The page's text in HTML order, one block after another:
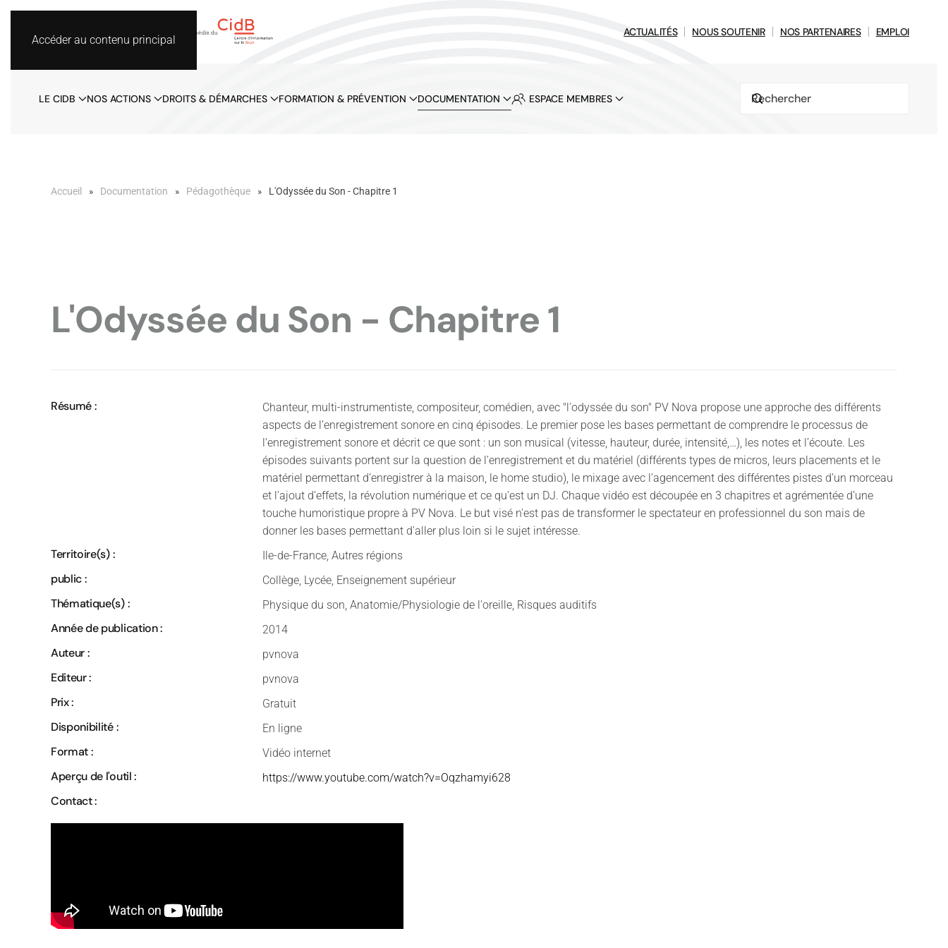
Accéder au contenu principal
ACTUALITÉS NOUS SOUTENIR NOS PARTENAIRES EMPLOI
LE CIDB NOS ACTIONS DROITS & DÉMARCHES FORMATION & PRÉVENTION DOCUMENTATION ESPACE MEMBRES
Accueil Documentation Pédagothèque L'Odyssée du Son - Chapitre 1
L'Odyssée du Son - Chapitre 1
Résumé :
Chanteur, multi-instrumentiste, compositeur, comédien, avec "l'odyssée du son" PV Nova propose une approche des différents
aspects de l’enregistrement sonore en cinq épisodes. Le premier pose les bases permettant de comprendre le processus de
l’enregistrement sonore et décrit ce que sont : un son musical (vitesse, hauteur, durée, intensité,…), les notes et l’écoute. Les
épisodes suivants portent sur la question de l’enregistrement et du matériel (différents types de micros, leurs placements et le
matériel permettant d’enregistrer à la maison, le home studio), le mixage avec l’agencement des différentes pistes d’un morceau
et l’ajout d’effets, la révolution numérique et ce qu'est un DJ. Chaque vidéo est découpée en 3 chapitres et agrémentée d’une
touche humoristique propre à PV Nova. Le but visé n'est pas de transformer le spectateur en professionnel du son mais de
donner les bases permettant d'aller plus loin si le sujet intéresse.
Territoire(s) : Ile-de-France, Autres régions
public : Collège, Lycée, Enseignement supérieur
Thématique(s) : Physique du son, Anatomie/Physiologie de l'oreille, Risques auditifs
Année de publication : 2014
Auteur : pvnova
Editeur : pvnova
Prix : Gratuit
Disponibilité : En ligne
Format : Vidéo internet
Aperçu de l'outil : https://www.youtube.com/watch?v=Oqzhamyi628
Contact :